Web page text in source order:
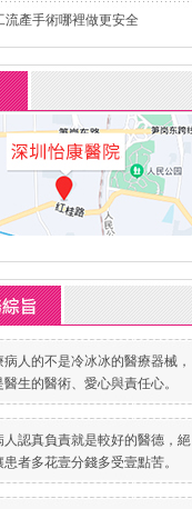
流產手術哪裡做更安全
病人的不是冷冰冰的醫療器械，
醫生的醫術、愛心與責任心。
人認真負責就是較好的醫德，絕
患者多花壹分錢多受壹點苦。